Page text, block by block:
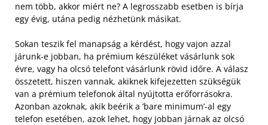
nem több, akkor miért ne? A legrosszabb esetben is bírja
egy évig, utána pedig nézhetünk másikat.
Sokan teszik fel manapság a kérdést, hogy vajon azzal
járunk-e jobban, ha prémium készüléket vásárlunk sok
évre, vagy ha olcsó telefont vásárlunk rövid időre. A válasz
összetett, hiszen vannak, akiknek kifejezetten szükségük
van a prémium telefonok által nyújtotta erőforrásokra.
Azonban azoknak, akik beérik a ’bare minimum’-al egy
telefon esetében, azok lehet, hogy jobban járnak az olcsó